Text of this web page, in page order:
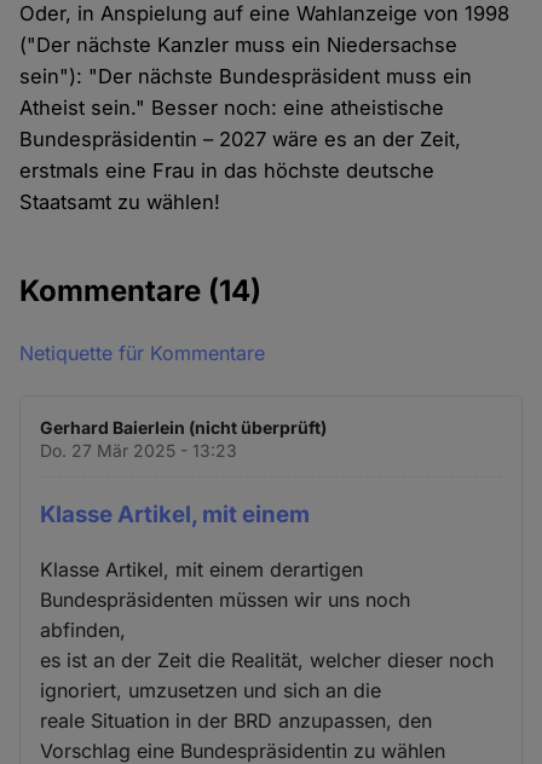
Oder, in Anspielung auf eine Wahlanzeige von 1998
("Der nächste Kanzler muss ein Niedersachse
sein"): "Der nächste Bundespräsident muss ein
Atheist sein." Besser noch: eine atheistische
Bundespräsidentin – 2027 wäre es an der Zeit,
erstmals eine Frau in das höchste deutsche
Staatsamt zu wählen!
Kommentare (14)
Netiquette für Kommentare
Gerhard Baierlein (nicht überprüft)
Do. 27 Mär 2025 - 13:23
Klasse Artikel, mit einem
Klasse Artikel, mit einem derartigen
Bundespräsidenten müssen wir uns noch
abfinden,
es ist an der Zeit die Realität, welcher dieser noch
ignoriert, umzusetzen und sich an die
reale Situation in der BRD anzupassen, den
Vorschlag eine Bundespräsidentin zu wählen